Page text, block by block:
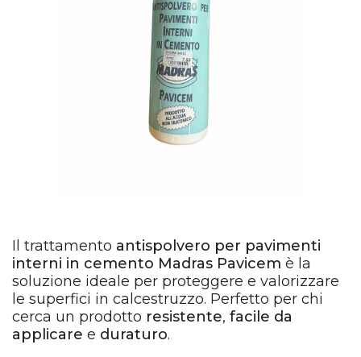
Il trattamento antispolvero per pavimenti
interni in cemento Madras Pavicem è la
soluzione ideale per proteggere e valorizzare
le superfici in calcestruzzo. Perfetto per chi
cerca un prodotto resistente,facile da
applicare e duraturo.